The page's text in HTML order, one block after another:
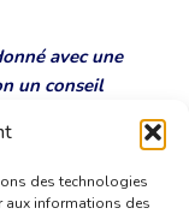
des technologies
aux informations des
avec une
un conseil